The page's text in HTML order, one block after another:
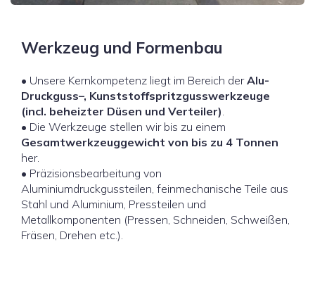
Werkzeug und Formenbau
• Unsere Kernkompetenz liegt im Bereich derAlu-
Druckguss–, Kunststoffspritzgusswerkzeuge
(incl. beheizter Düsen und Verteiler).
• Die Werkzeuge stellen wir bis zu einem
Gesamtwerkzeuggewicht von bis zu 4 Tonnen
her.
• Präzisionsbearbeitung von
Aluminiumdruckgussteilen, feinmechanische Teile aus
Stahl und Aluminium, Pressteilen und
Metallkomponenten (Pressen, Schneiden, Schweißen,
Fräsen, Drehen etc.).